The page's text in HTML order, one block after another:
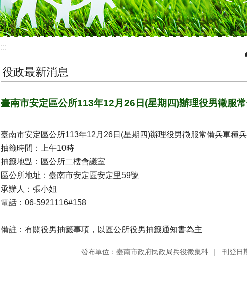
:::
役政最新消息
臺南市安定區公所113年12月26日(星期四)辦理役男徵服
臺南市安定區公所113年12月26日(星期四)辦理役男徵服常備兵軍種
抽籤時間：上午10時
抽籤地點：區公所二樓會議室
區公所地址：臺南市安定區安定里59號
承辦人：張小姐
電話：06-5921116#158
備註：有關役男抽籤事項，以區公所役男抽籤通知書為主
發布單位：臺南市政府民政局兵役徵集科 刊登日